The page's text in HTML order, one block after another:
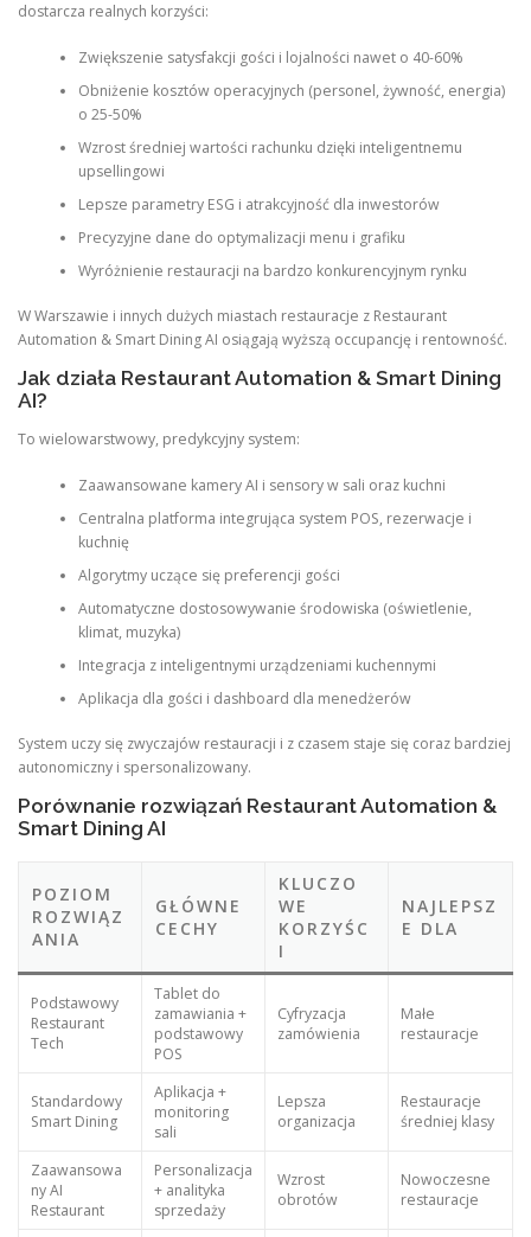
dostarcza realnych korzyści:
Zwiększenie satysfakcji gości i lojalności nawet o 40-60%
Obniżenie kosztów operacyjnych (personel, żywność, energia)
o 25-50%
Wzrost średniej wartości rachunku dzięki inteligentnemu
upsellingowi
Lepsze parametry ESG i atrakcyjność dla inwestorów
Precyzyjne dane do optymalizacji menu i grafiku
Wyróżnienie restauracji na bardzo konkurencyjnym rynku
W Warszawie i innych dużych miastach restauracje z Restaurant
Automation & Smart Dining AI osiągają wyższą occupancję i rentowność.
Jak działa Restaurant Automation & Smart Dining
AI?
To wielowarstwowy, predykcyjny system:
Zaawansowane kamery AI i sensory w sali oraz kuchni
Centralna platforma integrująca system POS, rezerwacje i
kuchnię
Algorytmy uczące się preferencji gości
Automatyczne dostosowywanie środowiska (oświetlenie,
klimat, muzyka)
Integracja z inteligentnymi urządzeniami kuchennymi
Aplikacja dla gości i dashboard dla menedżerów
System uczy się zwyczajów restauracji i z czasem staje się coraz bardziej
autonomiczny i spersonalizowany.
Porównanie rozwiązań Restaurant Automation &
Smart Dining AI
POZIOM
ROZWIĄZ
ANIA
GŁÓWNE
CECHY
KLUCZO
WE
KORZYŚC
I
NAJLEPSZ
E DLA
Podstawowy
Restaurant
Tech
Tablet do
zamawiania +
podstawowy
POS
Cyfryzacja
zamówienia
Małe
restauracje
Standardowy
Smart Dining
Aplikacja +
monitoring
sali
Lepsza
organizacja
Restauracje
średniej klasy
Zaawansowa
ny AI
Restaurant
Personalizacja
+ analityka
sprzedaży
Wzrost
obrotów
Nowoczesne
restauracje